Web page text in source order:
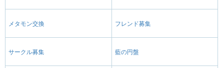
メタモン交換 フレンド募集
サークル募集 藍の円盤